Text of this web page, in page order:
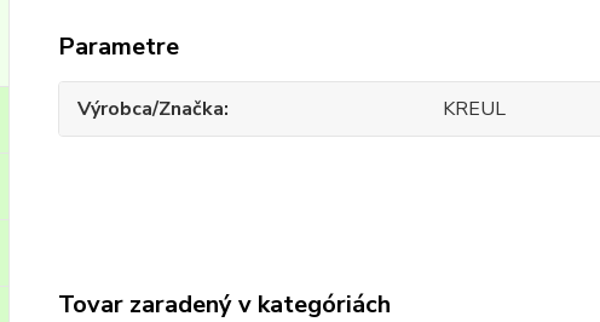
Parametre
Výrobca/Značka KREUL
Tovar zaradený v kategóriách